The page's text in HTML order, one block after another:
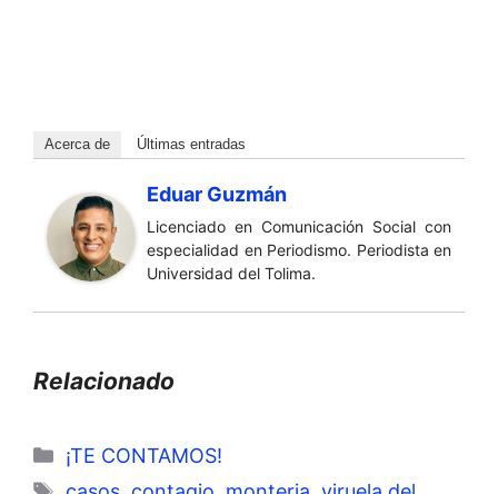
Acerca de Últimas entradas
Eduar Guzmán
Licenciado en Comunicación Social con
especialidad en Periodismo. Periodista en
Universidad del Tolima.
Relacionado
Categorías
¡TE CONTAMOS!
Etiquetas